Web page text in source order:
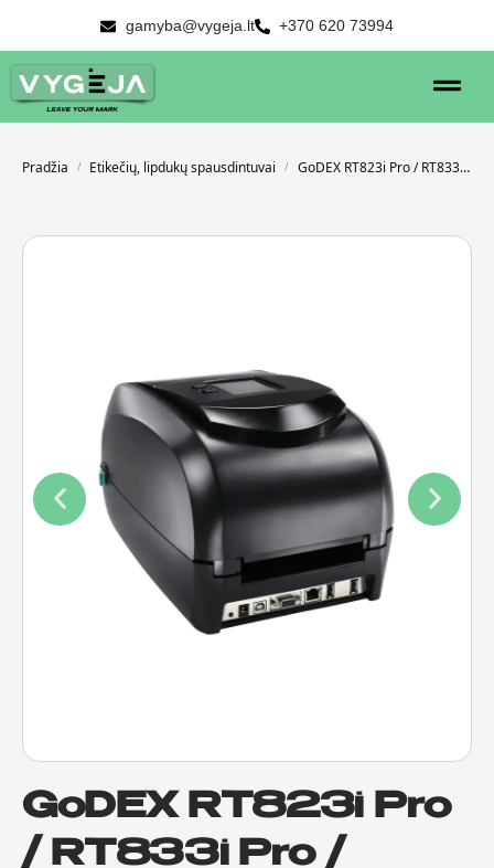
gamyba@vygeja.lt +370 620 73994
Pradžia / Etikečių, lipdukų spausdintuvai / GoDEX RT823i Pro / RT833i Pro / RT863i Pro
GoDEX RT823i Pro
/ RT833i Pro /